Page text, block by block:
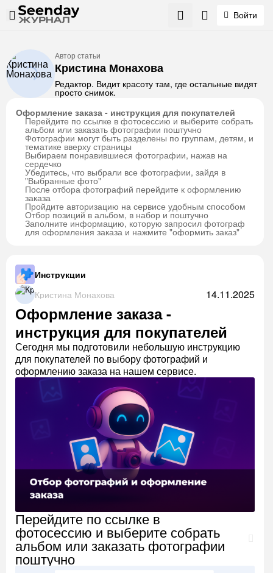
Войти
Инструкции
Кристина Монахова
14.11.2025
Оформление заказа -
инструкция для покупателей
Сегодня мы подготовили небольшую инструкцию
для покупателей по выбору фотографий и
оформлению заказа на нашем сервисе.
Перейдите по ссылке в
фотосессию и выберите собрать
альбом или заказать фотографии
поштучно
Автор статьи
Кристина Монахова
Редактор. Видит красоту там, где остальные видят
просто снимок.
Оформление заказа - инструкция для покупателей
Перейдите по ссылке в фотосессию и выберите собрать
альбом или заказать фотографии поштучно
Фотографии могут быть разделены по группам, детям, и
тематике вверху страницы
Выбираем понравившиеся фотографии, нажав на
сердечко
Убедитесь, что выбрали все фотографии, зайдя в
"Выбранные фото"
После отбора фотографий перейдите к оформлению
заказа
Пройдите авторизацию на сервисе удобным способом
Отбор позиций в альбом, в набор и поштучно
Заполните информацию, которую запросил фотограф
для оформления заказа и нажмите "оформить заказ"